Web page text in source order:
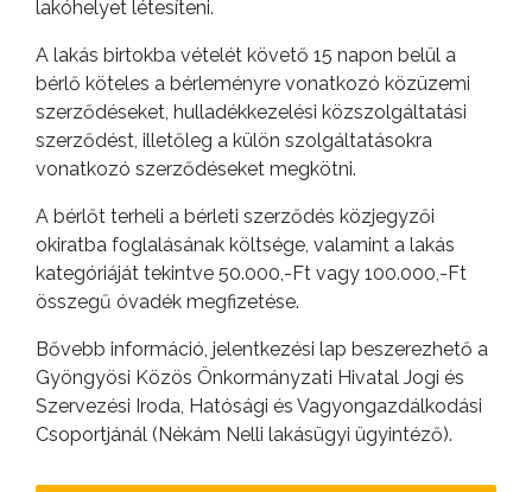
BEJELENTŐ
AZ
lakóhelyet létesíteni.
A lakás birtokba vételét követő 15 napon belül a
bérlő köteles a bérleményre vonatkozó közüzemi
szerződéseket, hulladékkezelési közszolgáltatási
szerződést, illetőleg a külön szolgáltatásokra
vonatkozó szerződéseket megkötni.
A bérlőt terheli a bérleti szerződés közjegyzői
okiratba foglalásának költsége, valamint a lakás
kategóriáját tekintve 50.000,-Ft vagy 100.000,-Ft
összegű óvadék megfizetése.
Bővebb információ, jelentkezési lap beszerezhető a
Gyöngyösi Közös Önkormányzati Hivatal Jogi és
Szervezési Iroda, Hatósági és Vagyongazdálkodási
Csoportjánál (Nékám Nelli lakásügyi ügyintéző).